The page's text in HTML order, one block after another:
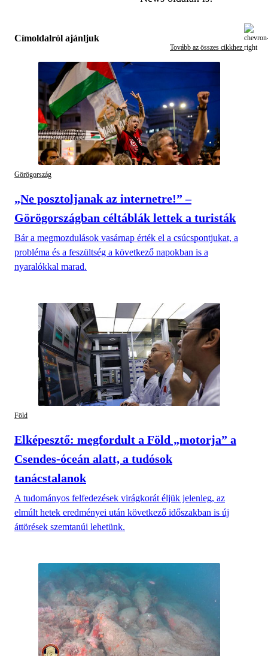
Címoldalról ajánljuk
Tovább az összes cikkhez
Görögország
„Ne posztoljanak az internetre!” –
Görögországban céltáblák lettek a turisták
Bár a megmozdulások vasárnap érték el a csúcspontjukat, a
probléma és a feszültség a következő napokban is a
nyaralókkal marad.
Föld
Elképesztő: megfordult a Föld „motorja” a
Csendes-óceán alatt, a tudósok
tanácstalanok
A tudományos felfedezések virágkorát éljük jelenleg, az
elmúlt hetek eredményei után következő időszakban is új
áttörések szemtanúi lehetünk.